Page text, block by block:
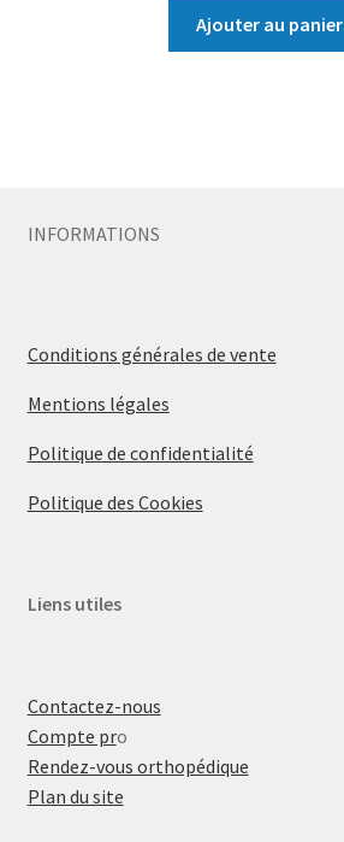
Ajouter au panier
INFORMATIONS
Conditions générales de vente
Mentions légales
Politique de confidentialité
Politique des Cookies
Liens utiles
Contactez-nous
Compte pro
Rendez-vous orthopédique
Plan du site